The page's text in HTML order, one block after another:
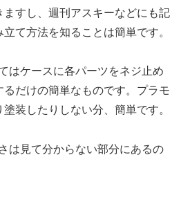
すし、週刊アスキーなどにも記
て方法を知ることは簡単です。
はケースに各パーツをネジ止め
るだけの簡単なものです。プラモ
装したりしない分、簡単です。
は見て分からない部分にあるの